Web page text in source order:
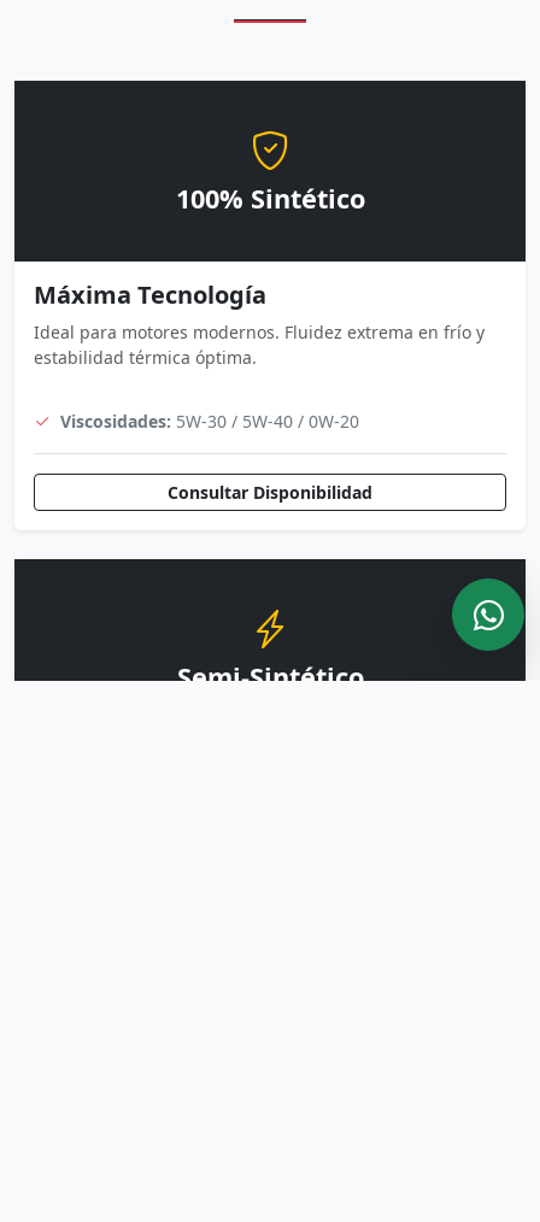
100% Sintético
Máxima Tecnología
Ideal para motores modernos. Fluidez extrema en frío y
estabilidad térmica óptima.
Viscosidades: 5W-30 / 5W-40 / 0W-20
Consultar Disponibilidad
Semi-Sintético